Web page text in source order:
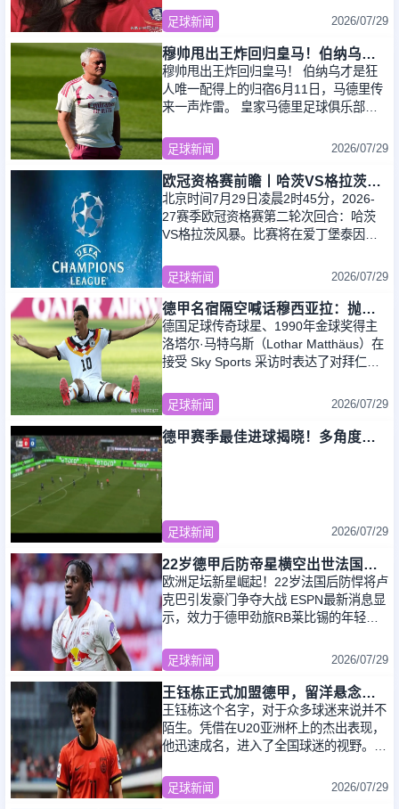
些比赛最大
足球新闻 2026/07/29
穆帅甩出王炸回归皇马！伯纳乌才是狂人唯一配得上的归宿
穆帅甩出王炸回归皇马！ 伯纳乌才是狂
人唯一配得上的归宿6月11日，马德里传
来一声炸雷。 皇家马德里足球俱乐部官
任主教
足球新闻 2026/07/29
欧冠资格赛前瞻丨哈茨VS格拉茨风暴：苏超亚军首回合丧师失地
北京时间7月29日凌晨2时45分，2026-
27赛季欧冠资格赛第二轮次回合：哈茨
VS格拉茨风暴。比赛将在爱丁堡泰因卡
斯尔公园球场打响。哈茨VS格拉茨风暴
比赛性质：欧
足球新闻 2026/07/29
德甲名宿隔空喊话穆西亚拉：抛开伤病借口，用表现重回巅峰
德国足球传奇球星、1990年金球奖得主
洛塔尔·马特乌斯（Lothar Matthäus）在
接受 Sky Sports 采访时表达了对拜仁慕
尼黑球星贾马尔·穆西亚拉（Jamal
Musiala）
足球新闻 2026/07/29
德甲赛季最佳进球揭晓！多角度回看28岁锋霸极限舒展倒钩破门
足球新闻 2026/07/29
22岁德甲后防帝星横空出世法国新一代希望之星3大欧洲豪门疯抢
欧洲足坛新星崛起！22岁法国后防悍将卢
克巴引发豪门争夺大战 ESPN最新消息显
示，效力于德甲劲旅RB莱比锡的年轻中
卫卢克巴，正在成为欧洲转会市场上的热
门人物
足球新闻 2026/07/29
王钰栋正式加盟德甲，留洋悬念尘埃落定
王钰栋这个名字，对于众多球迷来说并不
陌生。凭借在U20亚洲杯上的杰出表现，
他迅速成名，进入了全国球迷的视野。在
成年国家
足球新闻 2026/07/29